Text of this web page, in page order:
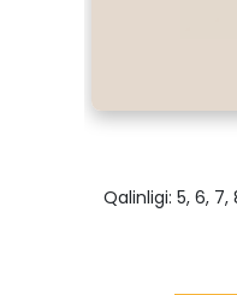
Qalinligi: 5, 6, 7,